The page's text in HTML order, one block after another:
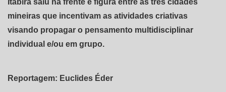
mineiras que incentivam as atividades criativas
visando propagar o pensamento multidisciplinar
individual e/ou em grupo.
Reportagem: Euclides Éder